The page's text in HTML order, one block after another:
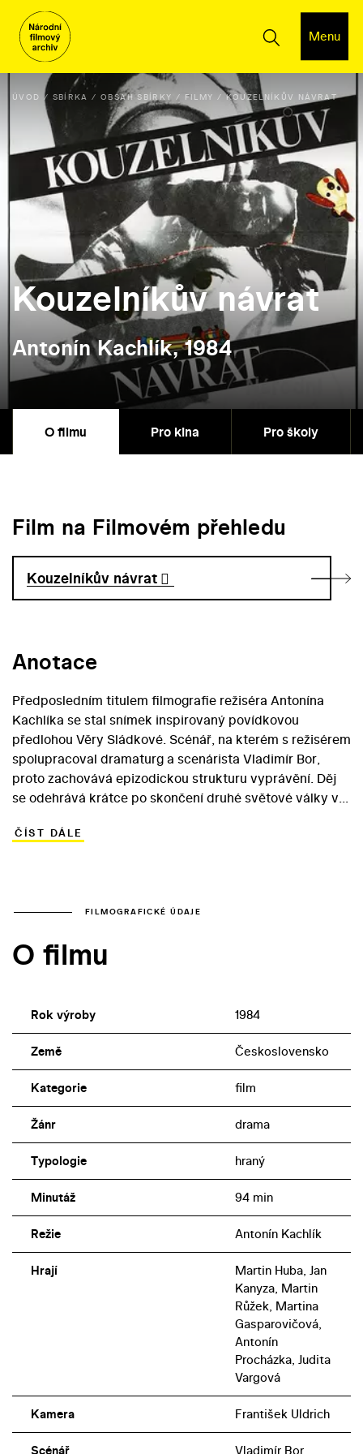
Menu
ÚVOD SBÍRKA OBSAH SBÍRKY FILMY KOUZELNÍKŮV NÁVRAT
Kouzelníkův návrat
Antonín Kachlík, 1984
O filmu Pro kina Pro školy
Film na Filmovém přehledu
Kouzelníkův návrat
Anotace
Předposledním titulem filmografie režiséra Antonína
Kachlíka se stal snímek inspirovaný povídkovou
předlohou Věry Sládkové. Scénář, na kterém s režisérem
spolupracoval dramaturg a scenárista Vladimír Bor,
proto zachovává epizodickou strukturu vyprávění. Děj
se odehrává krátce po skončení druhé světové války v
starousedlíků přicházejí noví obyvatelé. Ti se pokoušejí
milence – iluzionistu Lišku (Martin Huba). Do muže,
se navíc zamiluje půvabná dívka Julinka (Martina
ČÍST DÁLE
FILMOGRAFICKÉ ÚDAJE
O filmu
Rok výroby 1984
Země Československo
Kategorie film
Žánr drama
Typologie hraný
Minutáž 94 min
Režie Antonín Kachlík
Hrají
Martin Huba, Jan
Kanyza, Martin
Růžek, Martina
Gasparovičová,
Antonín
Procházka, Judita
Vargová
Kamera František Uldrich